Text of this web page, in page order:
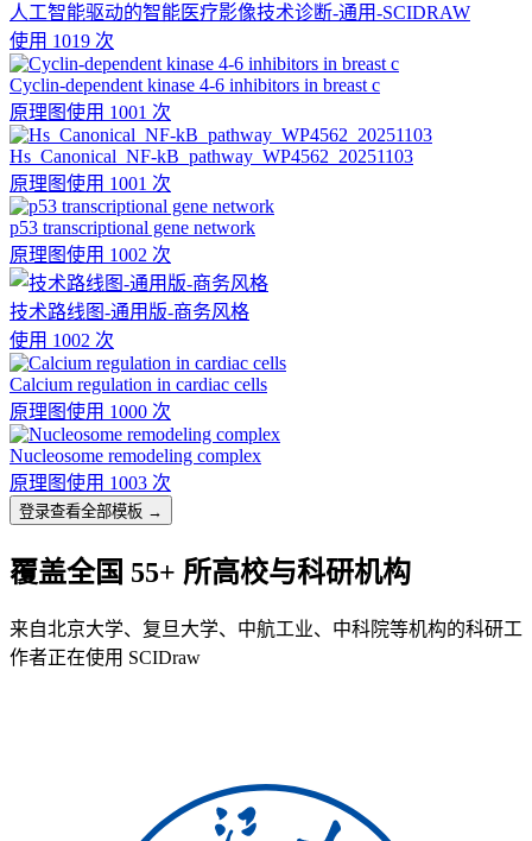
人工智能驱动的智能医疗影像技术诊断-通用-SCIDRAW
使用 1019 次
Cyclin-dependent kinase 4-6 inhibitors in breast c
原理图使用 1001 次
Hs_Canonical_NF-kB_pathway_WP4562_20251103
原理图使用 1001 次
p53 transcriptional gene network
原理图使用 1002 次
技术路线图-通用版-商务风格
使用 1002 次
Calcium regulation in cardiac cells
原理图使用 1000 次
Nucleosome remodeling complex
原理图使用 1003 次
登录查看全部模板 →
覆盖全国 55+ 所高校与科研机构
来自北京大学、复旦大学、中航工业、中科院等机构的科研工
作者正在使用 SCIDraw